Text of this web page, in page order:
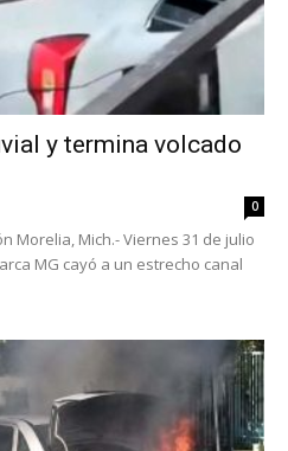
y termina volcado
0
Morelia, Mich.- Viernes 31 de julio
MG cayó a un estrecho canal